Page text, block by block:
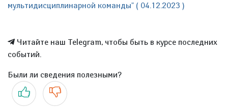
мультидисциплинарной команды" ( 04.12.2023 )
Читайте наш Telegram, чтобы быть в курсе последних
событий.
Были ли сведения полезными?
Да Нет